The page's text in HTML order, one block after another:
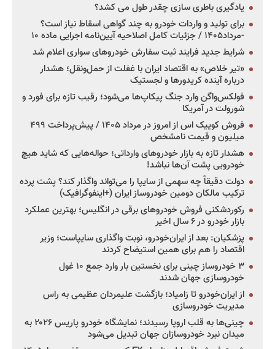
یادگیری باطری سازی چقدر طول می کشد؟
برای تولید و واردات خودرو به چند گواهی اسقاط نیاز است؟
-مرداد۱۴۰۵ / جزئیات کامل اصلاحیه آیین‌نامه اجرایی ماده ۱۰
شرایط جدید فرایند ثبت سفارش خودروهای سواری اعلام شد
«تیر خلاص» به اقتصاد ایران با غفلت از حمل‌ونقل؛ هشدار
درباره آینده کریدورها و لجستیک
فولکس‌واگن وارد جنگ پیکاپ‌ها می‌شود؛ رقیب تازه برای فورد و
شورولت در آمریکا
فروش کوییک اس از امروز در مرداد ۱۴۰۵ / پیش‌پرداخت ۴۹۹
میلیون و قیمت نامشخص
هشدار تازه به بازار خودروهای وارداتی؛ حواله‌هایی که شاید هیچ
خودرویی پشت آن‌ها نباشد!
دولت دقیقاً چه سهمی از سایپا را می‌تواند واگذار کند؟ پشت پرده
ترکیب مالکان دومین خودروساز ایران (+اینفوگرافیک)
رکوردشکنی فروش خودروهای برقی در انگلیس؛ بهترین عملکرد
بازار خودرو در ۶ سال اخیر
پزشکیان: بعد از ایران‌خودرو، نوبت واگذاری سایپاست؛ وزیر
اقتصاد را هم برای همین استیضاح کردند
۳ خودروساز چینی برای نخستین بار وارد جمع ۱۰ غول
خودروسازی جهان شدند
از ایران‌خودرو تا زامیاد؛ بازگشت علیمردان عظیمی به راس
مدیریت خودروسازی
چینی‌ها به قلب اروپا رسیدند؛ نمایشگاه خودرو پاریس ۲۰۲۶ به
میدان نبرد خودروسازان جهان تبدیل می‌شود